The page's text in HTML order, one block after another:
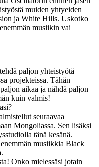
muiden yhtyeiden
ja White Hills. Uskotko
musiikin vai
paljon yhteistyötä
projekteissa. Tähän
aikaa ja nähdä paljon
kuin valmis!
seuraavaa
Mongoliassa. Sen lisäksi
tänä kesänä.
musiikkia Black
Onko mielessäsi jotain